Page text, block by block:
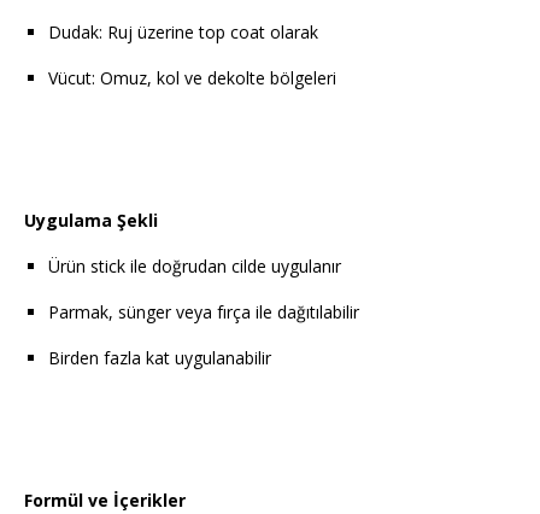
Dudak: Ruj üzerine top coat olarak
Vücut: Omuz, kol ve dekolte bölgeleri
Uygulama Şekli
Ürün stick ile doğrudan cilde uygulanır
Parmak, sünger veya fırça ile dağıtılabilir
Birden fazla kat uygulanabilir
Formül ve İçerikler